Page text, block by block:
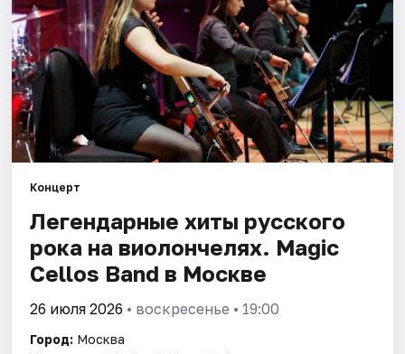
Экскурсии
Спорт
События
Площадки
Артисты
Рейтинги
Концерт
Легендарные хиты русского
рока на виолончелях. Magic
Cellos Band в Москве
26 июля 2026 • воскресенье • 19:00
Город: Москва